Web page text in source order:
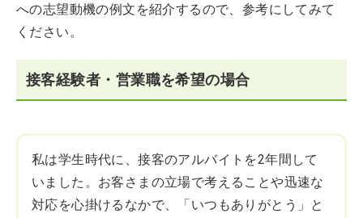
への志望動機の例文を紹介するので、参考にしてみて
ください。
接客経験者・営業職を希望の場合
私は学生時代に、接客のアルバイトを2年間して
いました。お客さまの立場で考えることや迅速な
対応を心掛けるなかで、「いつもありがとう」と